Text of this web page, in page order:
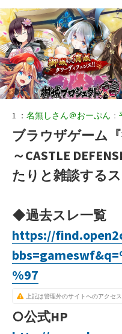
新
日
1 ： 名無しさん＠おーぷん ：
ブラウザゲーム
～CASTLE
たりと雑談するス
◆過去スレ一覧
https://
%97
上記は管理外のサイトへのアクセス
○公式HP